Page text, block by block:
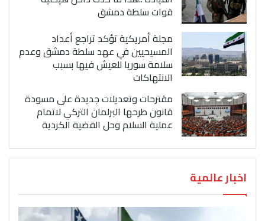
قوات سلطة دمشق
مجلة أمريكية تؤكد تراجع أعداد
المسيحيين في عهد سلطة دمشق وعدم
سلامة سوريا للعيش فيها بسبب
الانتهاكات
مقترحات وتعديلات جديدة على مسودة
قانون طرحها البرلمان التركي لاتمام
عملية السلام وحل القضية الكردية
اخبار عالمية